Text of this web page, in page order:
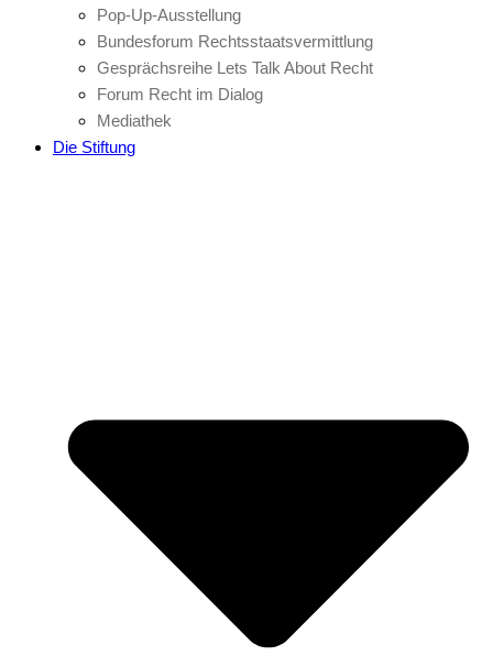
Pop-Up-Ausstellung
Bundesforum Rechtsstaatsvermittlung
Gesprächsreihe Lets Talk About Recht
Forum Recht im Dialog
Mediathek
Die Stiftung